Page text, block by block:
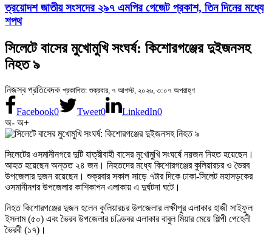
ত্রয়োদশ জাতীয় সংসদের ২৯৭ এমপির গেজেট প্রকাশ, তিন দিনের মধ্যে
শপথ
সিলেটে বাসের মুখোমুখি সংঘর্ষ: কিশোরগঞ্জের দুইজনসহ
নিহত ৯
নিজস্ব প্রতিবেদক প্রকাশিত: শুক্রবার, ৭ আগস্ট, ২০২৬, ৩:০৭ অপরাহ্ণ
Facebook0 Tweet0 LinkedIn0
অ- অ+
সিলেটের ওসমানীনগরে দুটি যাত্রীবাহী বাসের মুখোমুখি সংঘর্ষে নয়জন নিহত হয়েছেন।
আহত হয়েছেন অন্তত ২৪ জন। নিহতদের মধ্যে কিশোরগঞ্জের কুলিয়ারচর ও ভৈরব
উপজেলার দুজন রয়েছেন। শুক্রবার সকাল সাড়ে ৭টার দিকে ঢাকা-সিলেট মহাসড়কের
ওসমানীনগর উপজেলার কাশিকাপন এলাকায় এ দুর্ঘটনা ঘটে।
নিহত কিশোরগঞ্জের দুজন হলেন কুলিয়ারচর উপজেলার লক্ষীপুর এলাকার হাজী সাইফুল
ইসলাম (৫০) এবং ভৈরব উপজেলার চণ্ডিবর এলাকার বাবুল মিয়ার মেয়ে শিল্পী পেহেলী
ভৈরবী (১৭)।